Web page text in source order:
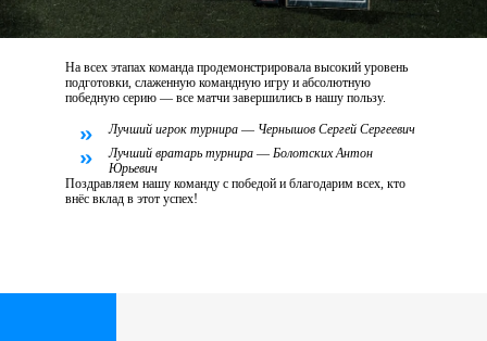
На всех этапах команда продемонстрировала высокий уровень
подготовки, слаженную командную игру и абсолютную
победную серию — все матчи завершились в нашу пользу.
Лучший игрок турнира — Чернышов Сергей Сергеевич
Лучший вратарь турнира — Болотских Антон
Юрьевич
Поздравляем нашу команду с победой и благодарим всех, кто
внёс вклад в этот успех!